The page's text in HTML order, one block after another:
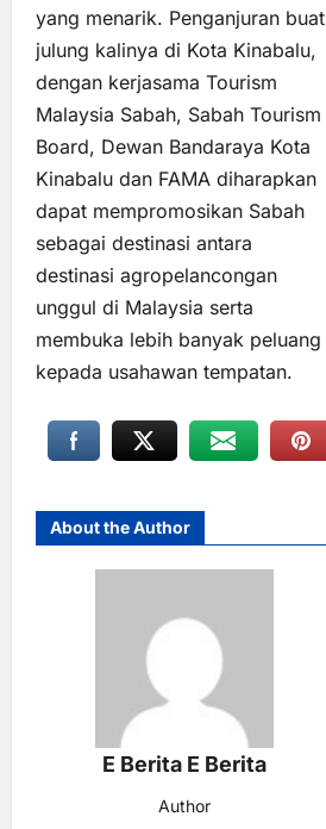
yang menarik. Penganjuran buat
julung kalinya di Kota Kinabalu,
dengan kerjasama Tourism
Malaysia Sabah, Sabah Tourism
Board, Dewan Bandaraya Kota
Kinabalu dan FAMA diharapkan
dapat mempromosikan Sabah
sebagai destinasi antara
destinasi agropelancongan
unggul di Malaysia serta
membuka lebih banyak peluang
kepada usahawan tempatan.
About the Author
E Berita E Berita
Author